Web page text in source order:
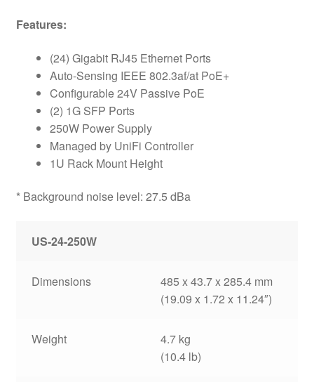
Features:
(24) Gigabit RJ45 Ethernet Ports
Auto-Sensing IEEE 802.3af/at PoE+
Configurable 24V Passive PoE
(2) 1G SFP Ports
250W Power Supply
Managed by UniFi Controller
1U Rack Mount Height
* Background noise level: 27.5 dBa
US-24-250W
Dimensions
485 x 43.7 x 285.4 mm
(19.09 x 1.72 x 11.24″)
Weight
4.7 kg
(10.4 lb)